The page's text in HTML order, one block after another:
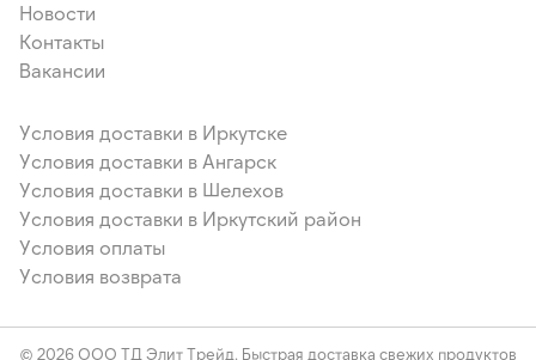
Новости
Контакты
Вакансии
Условия доставки в Иркутске
Условия доставки в Ангарск
Условия доставки в Шелехов
Условия доставки в Иркутский район
Условия оплаты
Условия возврата
© 2026 ООО ТД Элит Трейд. Быстрая доставка свежих продуктов